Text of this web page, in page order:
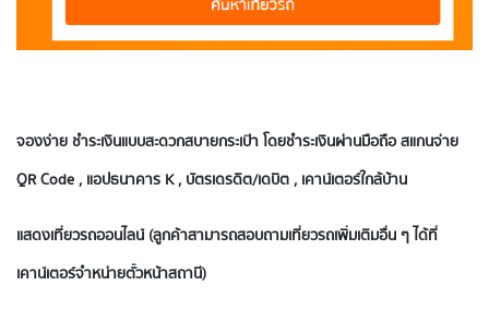
จองง่าย ชำระเงินแบบสะดวกสบายกระเป๋า โดยชำระเงินผ่านมือถือ สแกนจ่าย
QR Code , แอปธนาคาร K , บัตรเดรดิต/เดบิต , เคาน์เตอร์ใกล้บ้าน
แสดงเที่ยวรถออนไลน์ (ลูกค้าสามารถสอบถามเที่ยวรถเพิ่มเติมอื่น ๆ ได้ที่
เคาน์เตอร์จำหน่ายตั๋วหน้าสถานี)